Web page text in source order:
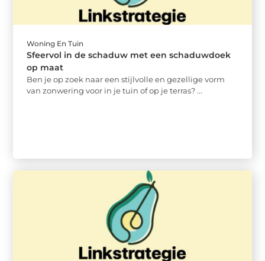
Woning En Tuin
Sfeervol in de schaduw met een schaduwdoek
op maat
Ben je op zoek naar een stijlvolle en gezellige vorm
van zonwering voor in je tuin of op je terras? ...